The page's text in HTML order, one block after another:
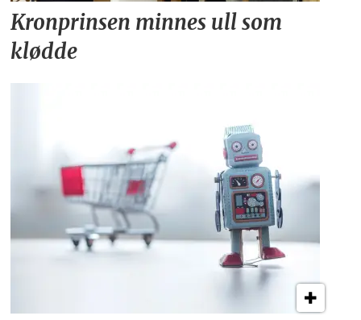
Kronprinsen minnes ull som
klødde